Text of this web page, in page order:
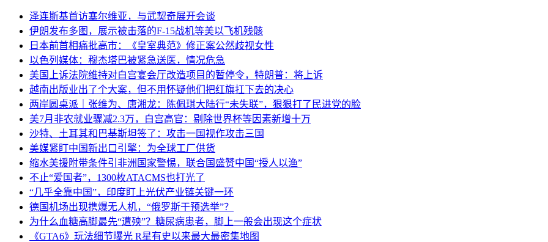
泽连斯基首访塞尔维亚，与武契奇展开会谈
伊朗发布多图，展示被击落的F-15战机等美以飞机残骸
日本前首相痛批高市：《皇室典范》修正案公然歧视女性
以色列媒体：穆杰塔巴被紧急送医，情况危急
美国上诉法院维持对白宫宴会厅改造项目的暂停令，特朗普：将上诉
越南出版业出了个大案，但不用怀疑他们把红旗扛下去的决心
两岸圆桌派｜张维为、唐湘龙：陈佩琪大陆行“未失联”，狠狠打了民进党的脸
美7月非农就业骤减2.3万，白宫高官：剔除世界杯等因素新增十万
沙特、土耳其和巴基斯坦签了：攻击一国视作攻击三国
美媒紧盯中国新出口引擎：为全球工厂供货
缩水美援附带条件引非洲国家警惕，联合国盛赞中国“授人以渔”
不止“爱国者”，1300枚ATACMS也打光了
“几乎全靠中国”，印度盯上光伏产业链关键一环
德国机场出现携爆无人机，“俄罗斯干预选举”？
为什么血糖高脚最先“遭殃”？糖尿病患者，脚上一般会出现这个症状
《GTA6》玩法细节曝光 R星有史以来最大最密集地图